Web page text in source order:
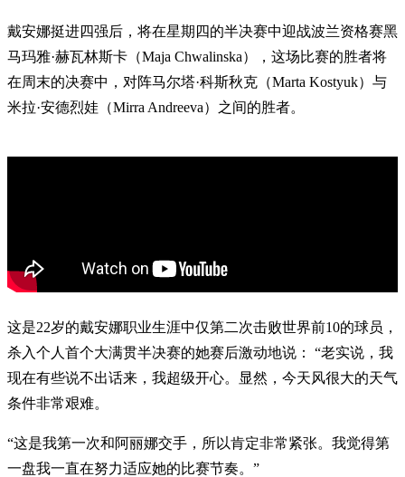
戴安娜挺进四强后，将在星期四的半决赛中迎战波兰资格赛黑
马玛雅·赫瓦林斯卡（Maja Chwalinska），这场比赛的胜者将
在周末的决赛中，对阵马尔塔·科斯秋克（Marta Kostyuk）与
米拉·安德烈娃（Mirra Andreeva）之间的胜者。
这是22岁的戴安娜职业生涯中仅第二次击败世界前10的球员，
杀入个人首个大满贯半决赛的她赛后激动地说： “老实说，我
现在有些说不出话来，我超级开心。显然，今天风很大的天气
条件非常艰难。
“这是我第一次和阿丽娜交手，所以肯定非常紧张。我觉得第
一盘我一直在努力适应她的比赛节奏。”